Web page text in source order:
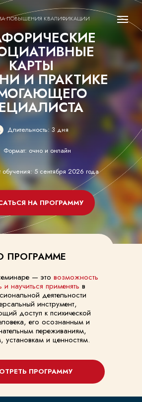
НА ПРОГРАММУ
КАРТЫ
И ПРАКТИКЕ
ПОВЫШЕНИЯ КВАЛИФИКАЦИИ
обучения: 5 сентября 2026 года
Формат: очно и онлайн
Длительность: 3 дня
— это возможность
и научиться применять в
деятельности
инструмент,
доступ к психической
его осознанным и
переживаниям,
установкам и ценностям.
ПРОГРАММУ
ПРОГРАММЕ